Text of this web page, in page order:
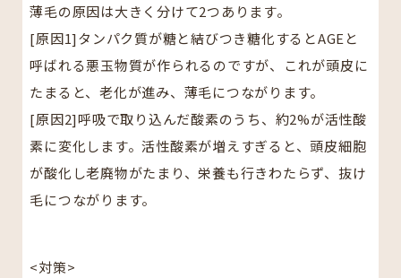
薄毛の原因は大きく分けて2つあります。
[原因1]タンパク質が糖と結びつき糖化するとAGEと
呼ばれる悪玉物質が作られるのですが、これが頭皮に
たまると、老化が進み、薄毛につながります。
[原因2]呼吸で取り込んだ酸素のうち、約2%が活性酸
素に変化します。活性酸素が増えすぎると、頭皮細胞
が酸化し老廃物がたまり、栄養も行きわたらず、抜け
毛につながります。
<対策>